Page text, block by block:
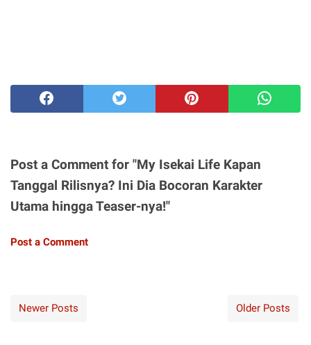
Post a Comment for "My Isekai Life Kapan
Tanggal Rilisnya? Ini Dia Bocoran Karakter
Utama hingga Teaser-nya!"
Post a Comment
Newer Posts Older Posts